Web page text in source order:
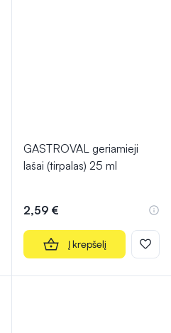
GASTROVAL geriamieji
lašai (tirpalas) 25 ml
2,59 €
Į krepšelį